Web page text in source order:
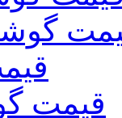
قیمت